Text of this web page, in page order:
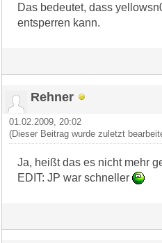
Das bedeutet, dass
entsperren kann.
Rehner
01.02.2009, 20:02
(Dieser Beitrag wurde zuletzt
Ja, heißt das es nicht mehr
EDIT: JP war schneller